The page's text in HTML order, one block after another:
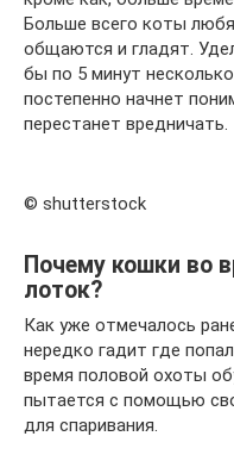
Больше всего коты
общаются и гладят.
бы по 5 минут
постепенно начнет
перестанет вредничать.
© shutterstock
Почему кошки во
лоток?
Как уже отмечалось
нередко гадит где
время половой охоты
пытается с помощью
для спаривания.